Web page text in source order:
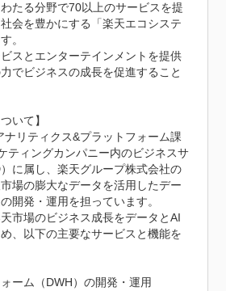
たる分野で70以上のサービスを提
会を豊かにする「楽天エコシステ
。
スとエンターテインメントを提供
でビジネスの成長を促進すること
いて】
ナリティクス&プラットフォーム課
ティングカンパニー内のビジネスサ
に属し、楽天グループ株式会社の
場の膨大なデータを活用したデー
開発・運用を担っています。
市場のビジネス成長をデータとAI
、以下の主要なサービスと機能を
ーム（DWH）の開発・運用